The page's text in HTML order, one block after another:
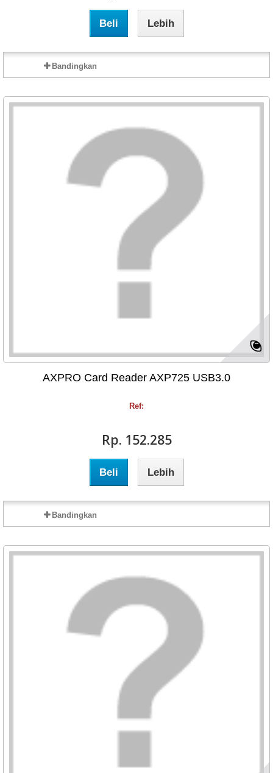
Beli Lebih
Bandingkan
AXPRO Card Reader AXP725 USB3.0
Ref:
Rp‎. 152.285
Beli Lebih
Bandingkan